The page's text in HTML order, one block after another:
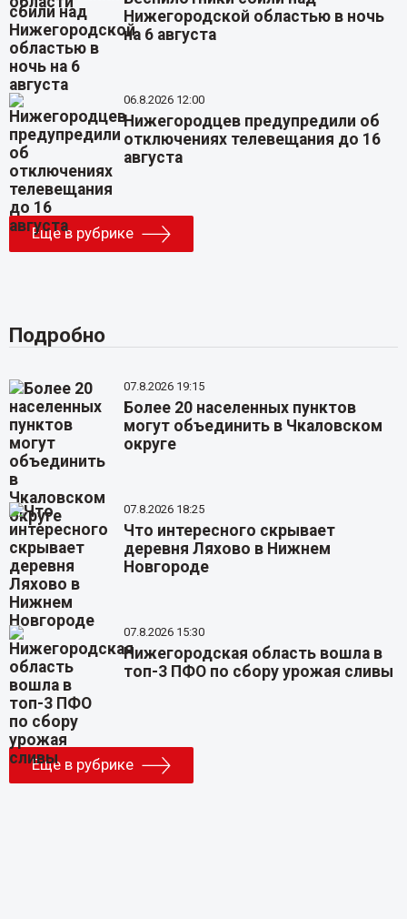
Нижегородской областью в ночь
на 6 августа
06.8.2026 12:00
Нижегородцев предупредили об
отключениях телевещания до 16
августа
Еще в рубрике
Подробно
07.8.2026 19:15
Более 20 населенных пунктов
могут объединить в Чкаловском
округе
07.8.2026 18:25
Что интересного скрывает
деревня Ляхово в Нижнем
Новгороде
07.8.2026 15:30
Нижегородская область вошла в
топ-3 ПФО по сбору урожая сливы
Еще в рубрике